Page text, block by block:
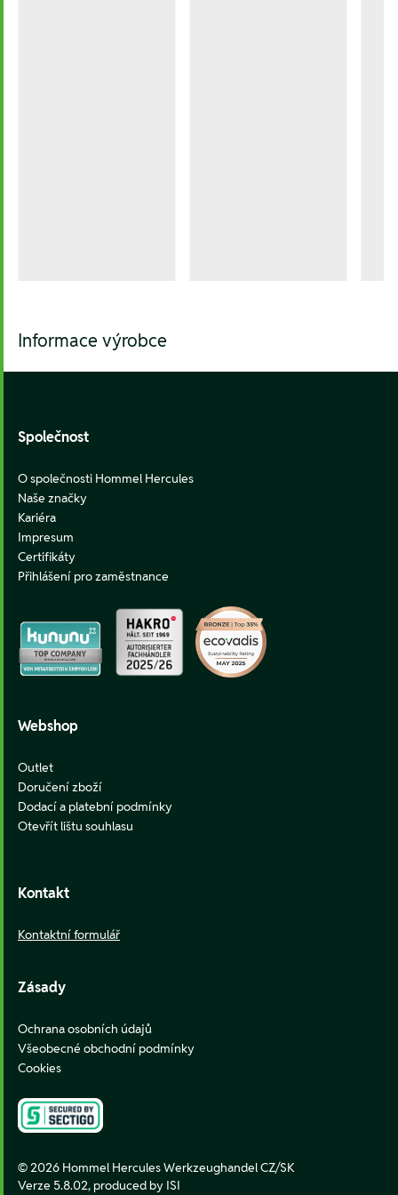
Informace výrobce
Společnost
O společnosti Hommel Hercules
Naše značky
Kariéra
Impresum
Certifikáty
Přihlášení pro zaměstnance
Webshop
Outlet
Doručení zboží
Dodací a platební podmínky
Otevřít lištu souhlasu
Kontakt
Kontaktní formulář
Zásady
Ochrana osobních údajů
Všeobecné obchodní podmínky
Cookies
© 2026 Hommel Hercules Werkzeughandel CZ/SK
Verze 5.8.02, produced by ISI